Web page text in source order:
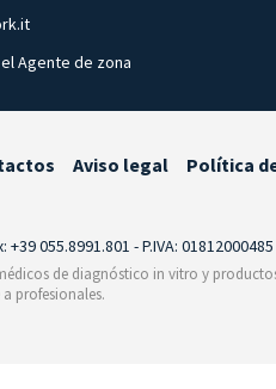
Agente de zona
Aviso legal Política
055.8991.801 - P.IVA: 01812000485
de diagnóstico in vitro y
profesionales.